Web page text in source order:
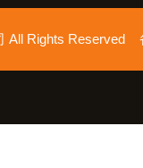
All Rights Reserved